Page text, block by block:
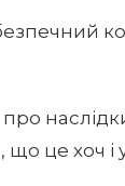
це хоч і